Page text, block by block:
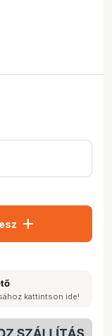
add
kattintson ide!